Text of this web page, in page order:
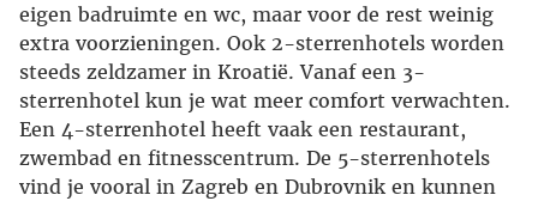
eigen badruimte en wc, maar voor de rest weinig
extra voorzieningen. Ook 2-sterrenhotels worden
steeds zeldzamer in Kroatië. Vanaf een 3-
sterrenhotel kun je wat meer comfort verwachten.
Een 4-sterrenhotel heeft vaak een restaurant,
zwembad en fitnesscentrum. De 5-sterrenhotels
vind je vooral in Zagreb en Dubrovnik en kunnen